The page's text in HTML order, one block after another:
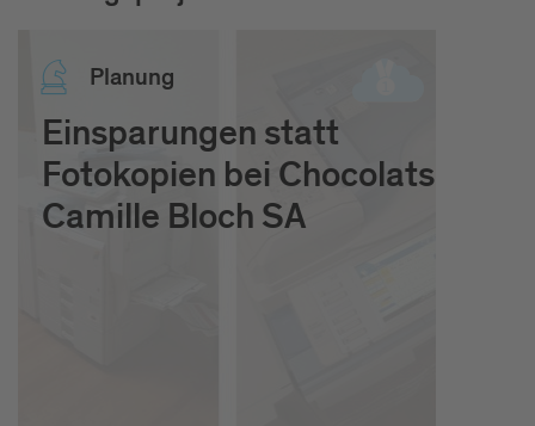
Pla­nung
Einsparungen statt
Fotokopien bei Chocolats
Camille Bloch SA